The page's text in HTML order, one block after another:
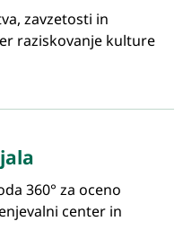
zavzetosti in
raziskovanje kulture
360° za oceno
center in